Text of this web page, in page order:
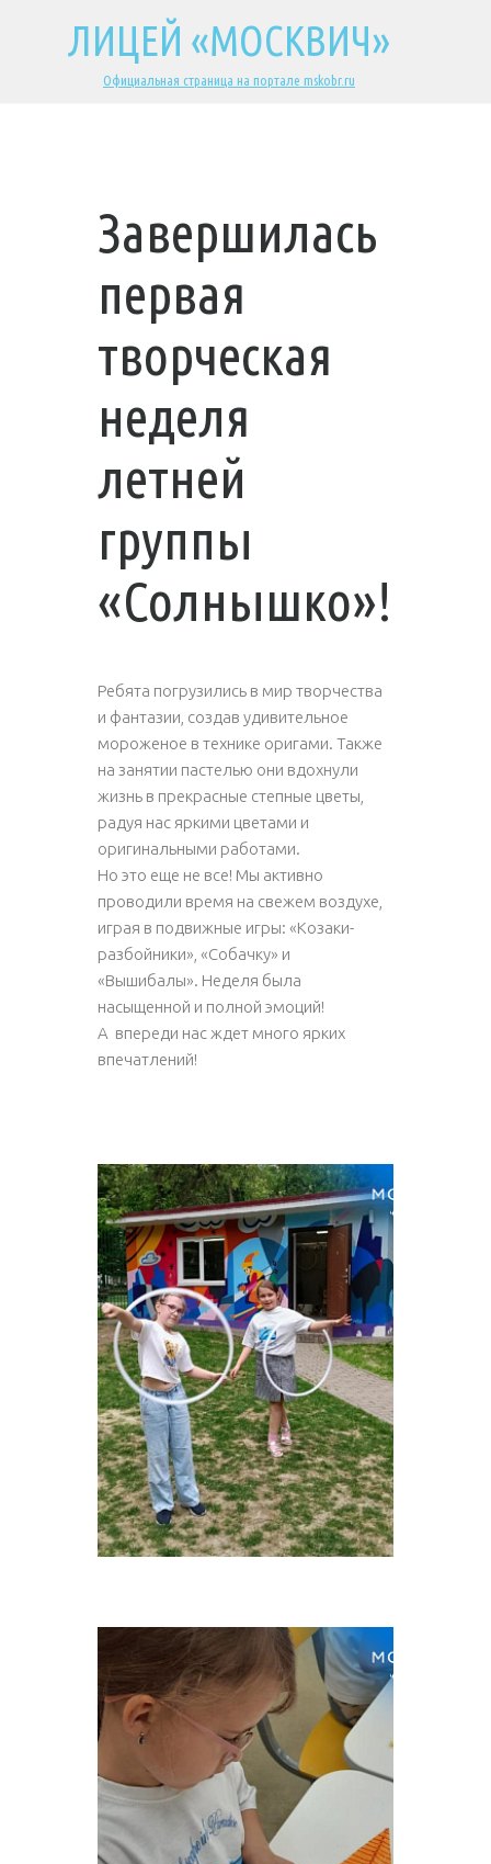
ЛИЦЕЙ «МОСКВИЧ»
Официальная страница на портале mskobr.ru
Завершилась
первая
творческая
неделя
летней
группы
«Солнышко»!
Ребята погрузились в мир творчества
и фантазии, создав удивительное
мороженое в технике оригами. Также
на занятии пастелью они вдохнули
жизнь в прекрасные степные цветы,
радуя нас яркими цветами и
оригинальными работами.
Но это еще не все! Мы активно
проводили время на свежем воздухе,
играя в подвижные игры: «Козаки-
разбойники», «Собачку» и
«Вышибалы». Неделя была
насыщенной и полной эмоций!
А впереди нас ждет много ярких
впечатлений!